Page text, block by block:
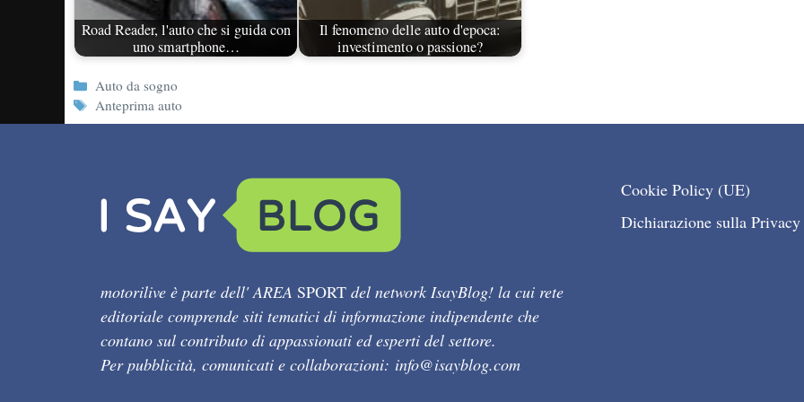
Road Reader, l'auto che si guida con
uno smartphone…
Il fenomeno delle auto d'epoca:
investimento o passione?
Categorie
Auto da sogno
Tag
Anteprima auto
motorilive è parte dell' AREA SPORT del network IsayBlog! la cui rete
editoriale comprende siti tematici di informazione indipendente che
contano sul contributo di appassionati ed esperti del settore.
Per pubblicità, comunicati e collaborazioni: info@isayblog.com
Cookie Policy (UE)
Dichiarazione sulla